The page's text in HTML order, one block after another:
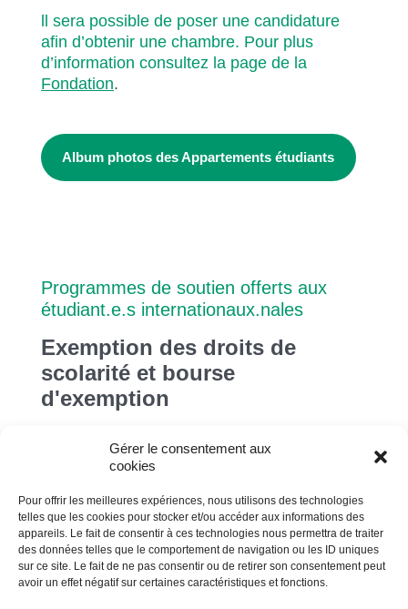
Gérer le consentement aux
cookies
Pour offrir les meilleures expériences, nous utilisons des technologies
telles que les cookies pour stocker et/ou accéder aux informations des
appareils. Le fait de consentir à ces technologies nous permettra de traiter
des données telles que le comportement de navigation ou les ID uniques
sur ce site. Le fait de ne pas consentir ou de retirer son consentement peut
avoir un effet négatif sur certaines caractéristiques et fonctions.
ll sera possible de poser une candidature
afin d’obtenir une chambre. Pour plus
d’information consultez la page de la
Fondation.
Album photos des Appartements étudiants
Programmes de soutien offerts aux
étudiant.e.s internationaux.nales
Exemption des droits de
scolarité et bourse
d'exemption
Certain.e.s étudiant.e.s ne bénéficiant pas
de l’Entente France-Québec peuvent poser
des droits de scolarité et une bourse
d’excellence. Pour en savoir plus sur les
programmes de soutien offerts aux
étudiant.e.s internationaux.nales, nous
t’invitons à consulter la section